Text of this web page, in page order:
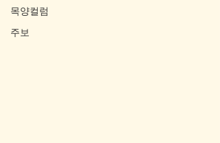
목양컬럼
주보